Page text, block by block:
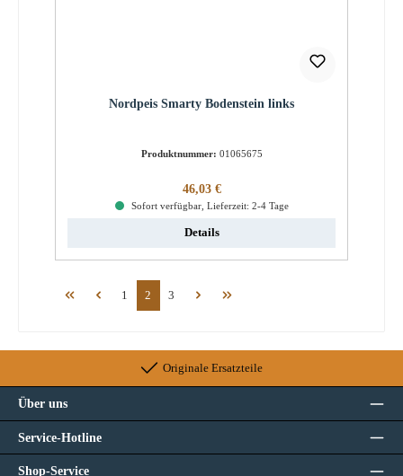
Nordpeis Smarty Bodenstein links
Produktnummer: 01065675
Regulärer Preis:
46,03 €
Sofort verfügbar, Lieferzeit: 2-4 Tage
Details
Seite
1 Seite
2 Seite
3
Originale Ersatzteile
Über uns
Service-Hotline
Shop-Service